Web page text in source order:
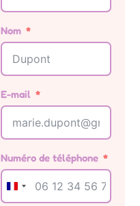
Nom
E-mail
Numéro de téléphone
France +33